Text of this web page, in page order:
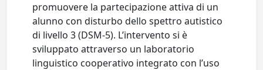
promuovere la partecipazione attiva di un
alunno con disturbo dello spettro autistico
di livello 3 (DSM-5). L’intervento si è
sviluppato attraverso un laboratorio
linguistico cooperativo integrato con l’uso